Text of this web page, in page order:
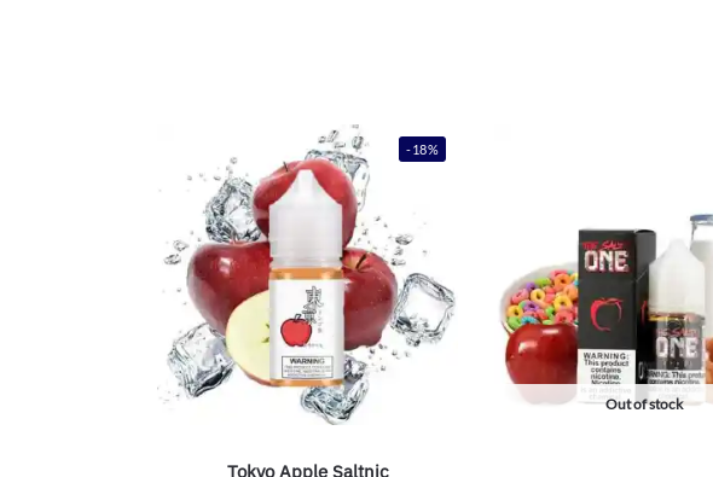
Out of stock
-18%
Tokyo Apple Saltnic